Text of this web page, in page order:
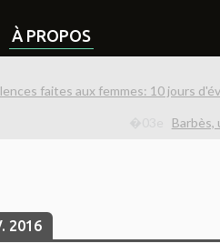
À PROPOS
faites aux femmes: 10 jours
Barbès,
2016